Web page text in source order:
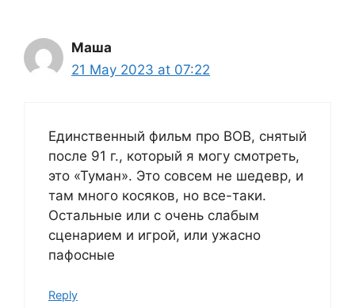
Маша
21 May 2023 at 07:22
Единственный фильм про ВОВ, снятый
после 91 г., который я могу смотреть,
это «Туман». Это совсем не шедевр, и
там много косяков, но все-таки.
Остальные или с очень слабым
сценарием и игрой, или ужасно
пафосные
Reply